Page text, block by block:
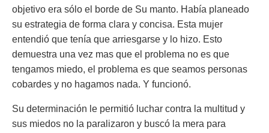
objetivo era sólo el borde de Su manto. Había planeado
su estrategia de forma clara y concisa. Esta mujer
entendió que tenía que arriesgarse y lo hizo. Esto
demuestra una vez mas que el problema no es que
tengamos miedo, el problema es que seamos personas
cobardes y no hagamos nada. Y funcionó.
Su determinación le permitió luchar contra la multitud y
sus miedos no la paralizaron y buscó la mera para